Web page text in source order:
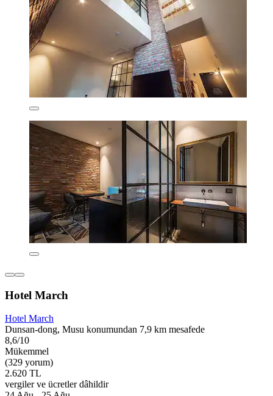
Hotel March
Hotel March
Dunsan-dong, Musu konumundan 7,9 km mesafede
8,6/10
Mükemmel
(329 yorum)
2.620 TL
vergiler ve ücretler dâhildir